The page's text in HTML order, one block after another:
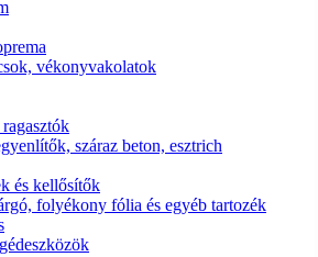
vékonyvakolatok
száraz beton, esztrich
és kellősítők
folyékony fólia és egyéb tartozék